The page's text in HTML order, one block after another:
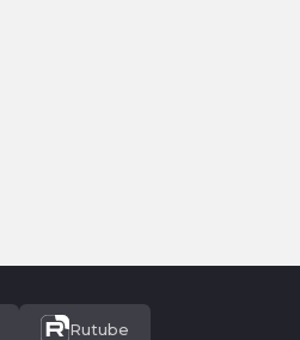
Rutube